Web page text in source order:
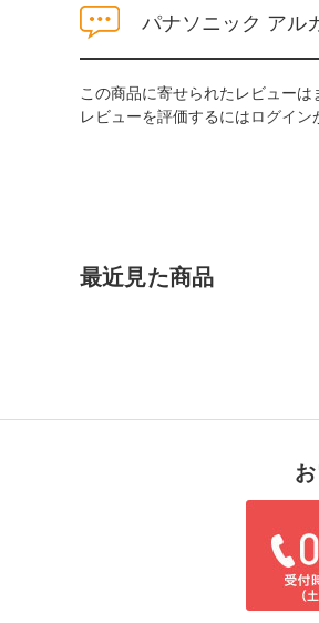
パナソニック アル
この商品に寄せられたレビューは
レビューを評価するにはログイン
最近見た商品